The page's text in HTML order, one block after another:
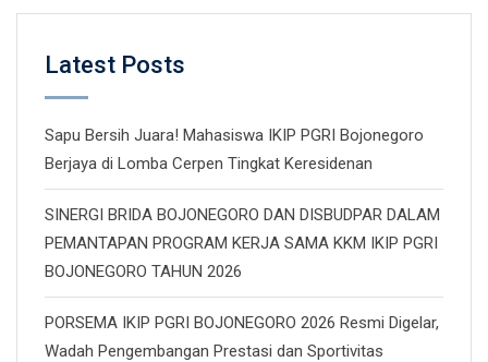
Latest Posts
Sapu Bersih Juara! Mahasiswa IKIP PGRI Bojonegoro
Berjaya di Lomba Cerpen Tingkat Keresidenan
SINERGI BRIDA BOJONEGORO DAN DISBUDPAR DALAM
PEMANTAPAN PROGRAM KERJA SAMA KKM IKIP PGRI
BOJONEGORO TAHUN 2026
PORSEMA IKIP PGRI BOJONEGORO 2026 Resmi Digelar,
Wadah Pengembangan Prestasi dan Sportivitas